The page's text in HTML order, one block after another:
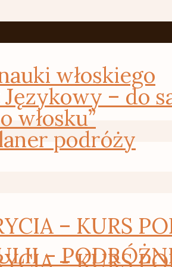
włoskiego
– do
włosku”
podróży
– KURS
–